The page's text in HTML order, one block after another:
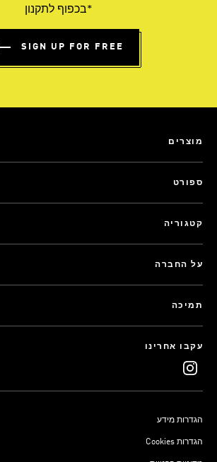
*בכפוף לתקנון
SIGN UP FOR FREE
מוצרים
ספורט
קטגוריה
על החברה
תמיכה
עקבו אחרינו
הגדרות מידע
Cookies הגדרות